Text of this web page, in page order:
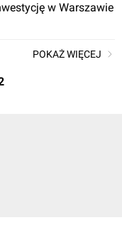
w Warszawie
POKAŻ WIĘCEJ